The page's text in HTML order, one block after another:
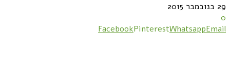
29 בנובמבר 2015
0
FacebookPinterestWhatsappEmail